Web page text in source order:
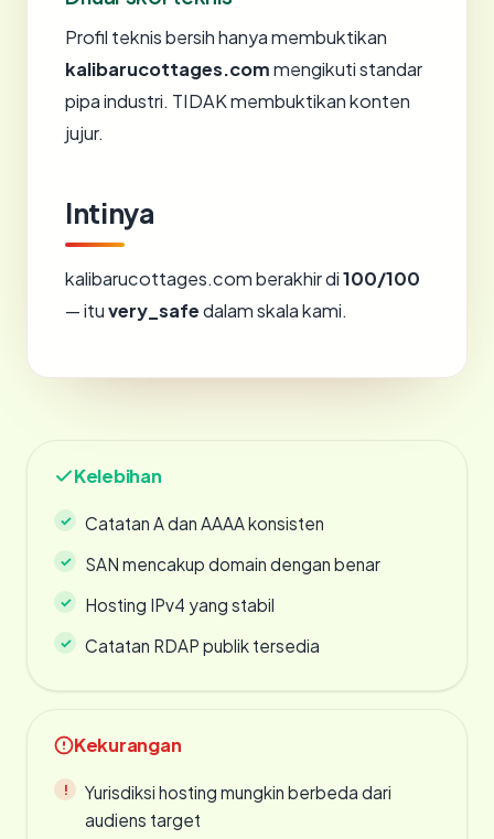
Profil teknis bersih hanya membuktikan
kalibarucottages.commengikuti standar
pipa industri. TIDAK membuktikan konten
jujur.
Intinya
kalibarucottages.com berakhir di100/100
— ituvery_safedalam skala kami.
Kelebihan
Catatan A dan AAAA konsisten
SAN mencakup domain dengan benar
Hosting IPv4 yang stabil
Catatan RDAP publik tersedia
Kekurangan
Yurisdiksi hosting mungkin berbeda dari
audiens target